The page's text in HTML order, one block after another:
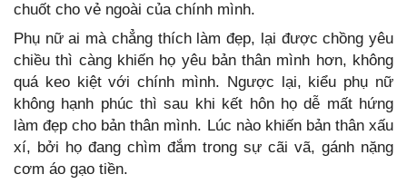
chuốt cho vẻ ngoài của chính mình.
Phụ nữ ai mà chẳng thích làm đẹp, lại được chồng yêu
chiều thì càng khiến họ yêu bản thân mình hơn, không
quá keo kiệt với chính mình. Ngược lại, kiểu phụ nữ
không hạnh phúc thì sau khi kết hôn họ dễ mất hứng
làm đẹp cho bản thân mình. Lúc nào khiến bản thân xấu
xí, bởi họ đang chìm đắm trong sự cãi vã, gánh nặng
cơm áo gạo tiền.